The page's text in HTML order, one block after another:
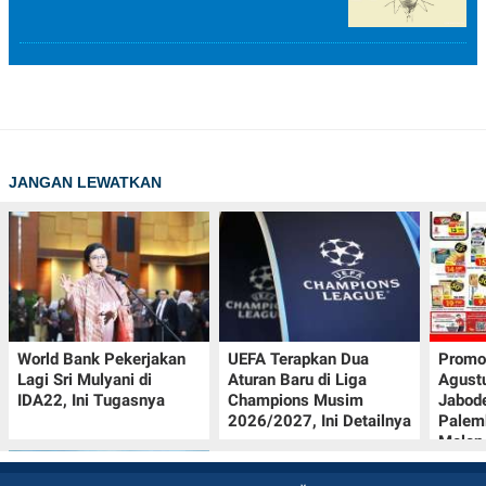
JANGAN LEWATKAN
World Bank Pekerjakan
Lagi Sri Mulyani di
IDA22, Ini Tugasnya
UEFA Terapkan Dua
Aturan Baru di Liga
Champions Musim
2026/2027, Ini Detailnya